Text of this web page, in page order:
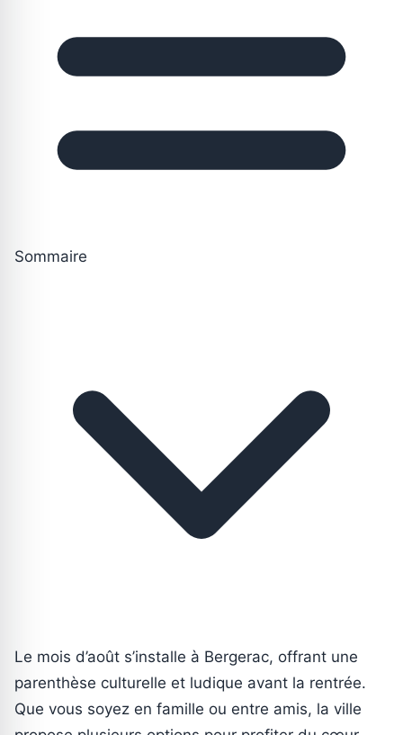
Sommaire
Le mois d’août s’installe à Bergerac, offrant une
parenthèse culturelle et ludique avant la rentrée.
Que vous soyez en famille ou entre amis, la ville